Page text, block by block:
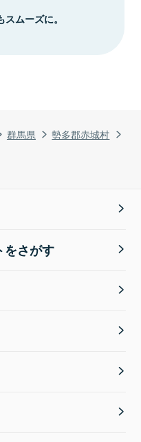
群馬県
勢多郡赤城村
ムーズに。
をさがす